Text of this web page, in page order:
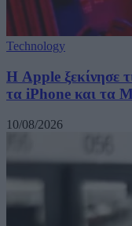
Technology
Η Apple ξεκίνησε
τα iPhone και τα
10/08/2026